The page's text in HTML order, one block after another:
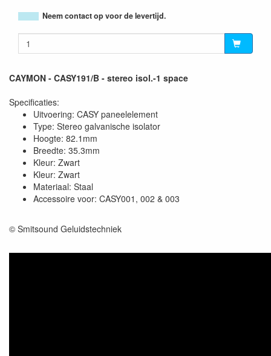
Neem contact op voor de levertijd.
CAYMON - CASY191/B - stereo isol.-1 space
Specificaties:
Uitvoering: CASY paneelelement
Type: Stereo galvanische isolator
Hoogte: 82.1mm
Breedte: 35.3mm
Kleur: Zwart
Kleur: Zwart
Materiaal: Staal
Accessoire voor: CASY001, 002 & 003
© Smitsound Geluidstechniek